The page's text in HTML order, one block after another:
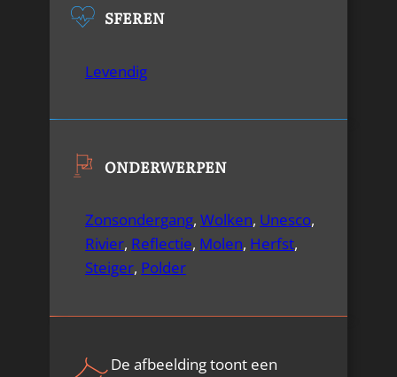
SFEREN
Levendig
ONDERWERPEN
Zonsondergang, Wolken, Unesco,
Rivier, Reflectie, Molen, Herfst,
Steiger, Polder
De afbeelding toont een